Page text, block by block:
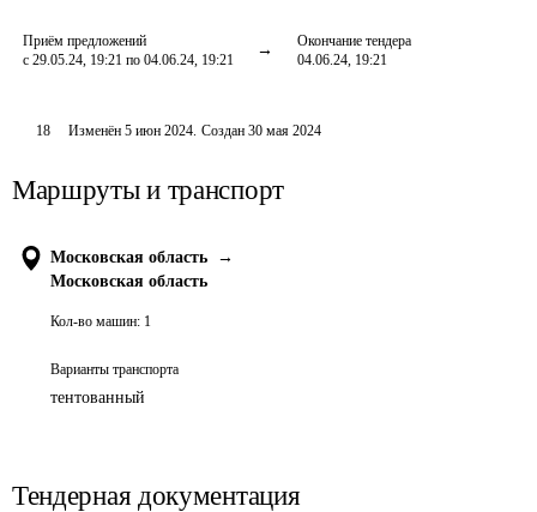
Приём предложений
с 29.05.24, 19:21 по 04.06.24, 19:21
Окончание тендера
04.06.24, 19:21
18 Изменён5 июн 2024. Создан 30 мая 2024
Маршруты и транспорт
Московская область
→
Московская область
Кол-во машин: 1
Варианты транспорта
тентованный
Тендерная документация